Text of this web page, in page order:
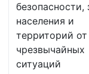
населения и
территорий от
чрезвычайных
ситуаций